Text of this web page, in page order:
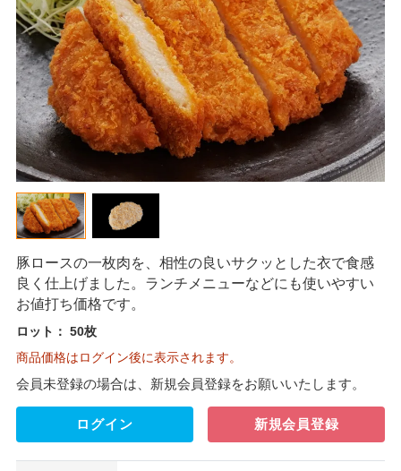
豚ロースの一枚肉を、相性の良いサクッとした衣で食感
良く仕上げました。ランチメニューなどにも使いやすい
お値打ち価格です。
ロット： 50枚
商品価格はログイン後に表示されます。
会員未登録の場合は、新規会員登録をお願いいたします。
ログイン 新規会員登録